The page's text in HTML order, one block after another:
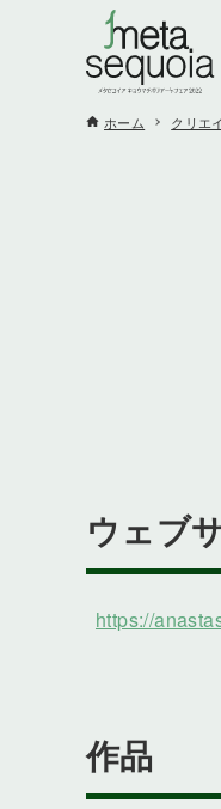
ホーム クリエ
ウェブ
https://
作品